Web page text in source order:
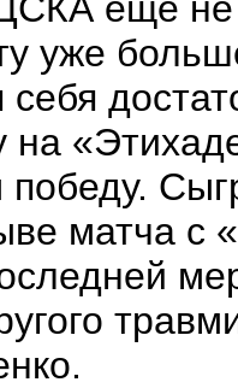
уже
себя
победу.
матча